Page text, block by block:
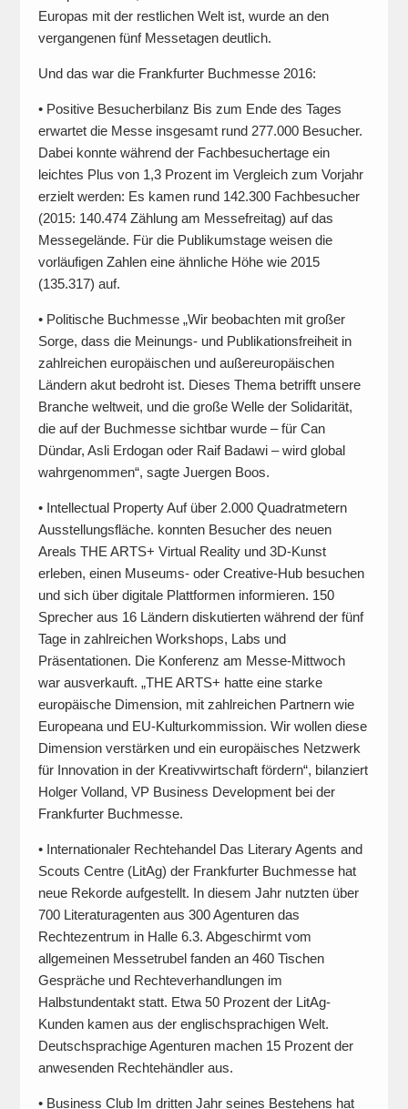
Europas mit der restlichen Welt ist, wurde an den
vergangenen fünf Messetagen deutlich.
Und das war die Frankfurter Buchmesse 2016:
• Positive Besucherbilanz Bis zum Ende des Tages
erwartet die Messe insgesamt rund 277.000 Besucher.
Dabei konnte während der Fachbesuchertage ein
leichtes Plus von 1,3 Prozent im Vergleich zum Vorjahr
erzielt werden: Es kamen rund 142.300 Fachbesucher
(2015: 140.474 Zählung am Messefreitag) auf das
Messegelände. Für die Publikumstage weisen die
vorläufigen Zahlen eine ähnliche Höhe wie 2015
(135.317) auf.
• Politische Buchmesse „Wir beobachten mit großer
Sorge, dass die Meinungs- und Publikationsfreiheit in
zahlreichen europäischen und außereuropäischen
Ländern akut bedroht ist. Dieses Thema betrifft unsere
Branche weltweit, und die große Welle der Solidarität,
die auf der Buchmesse sichtbar wurde – für Can
Dündar, Asli Erdogan oder Raif Badawi – wird global
wahrgenommen“, sagte Juergen Boos.
• Intellectual Property Auf über 2.000 Quadratmetern
Ausstellungsfläche. konnten Besucher des neuen
Areals THE ARTS+ Virtual Reality und 3D-Kunst
erleben, einen Museums- oder Creative-Hub besuchen
und sich über digitale Plattformen informieren. 150
Sprecher aus 16 Ländern diskutierten während der fünf
Tage in zahlreichen Workshops, Labs und
Präsentationen. Die Konferenz am Messe-Mittwoch
war ausverkauft. „THE ARTS+ hatte eine starke
europäische Dimension, mit zahlreichen Partnern wie
Europeana und EU-Kulturkommission. Wir wollen diese
Dimension verstärken und ein europäisches Netzwerk
für Innovation in der Kreativwirtschaft fördern“, bilanziert
Holger Volland, VP Business Development bei der
Frankfurter Buchmesse.
• Internationaler Rechtehandel Das Literary Agents and
Scouts Centre (LitAg) der Frankfurter Buchmesse hat
neue Rekorde aufgestellt. In diesem Jahr nutzten über
700 Literaturagenten aus 300 Agenturen das
Rechtezentrum in Halle 6.3. Abgeschirmt vom
allgemeinen Messetrubel fanden an 460 Tischen
Gespräche und Rechteverhandlungen im
Halbstundentakt statt. Etwa 50 Prozent der LitAg-
Kunden kamen aus der englischsprachigen Welt.
Deutschsprachige Agenturen machen 15 Prozent der
anwesenden Rechtehändler aus.
• Business Club Im dritten Jahr seines Bestehens hat